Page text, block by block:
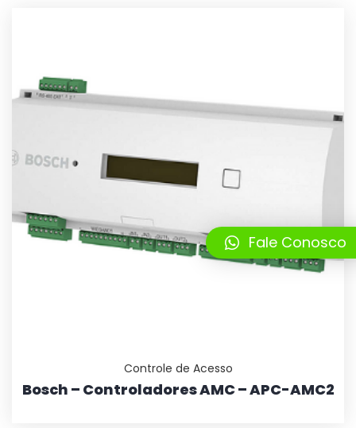
Controle de Acesso
Bosch – Controladores AMC – APC-AMC2
Fale Conosco